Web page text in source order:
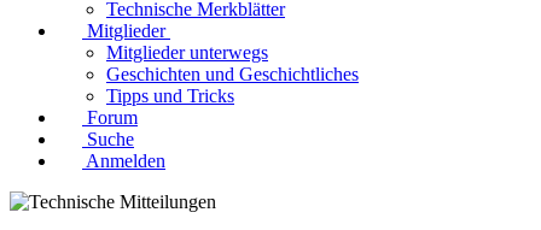
Technische Merkblätter
Mitglieder
Mitglieder unterwegs
Geschichten und Geschichtliches
Tipps und Tricks
Forum
Suche
Anmelden